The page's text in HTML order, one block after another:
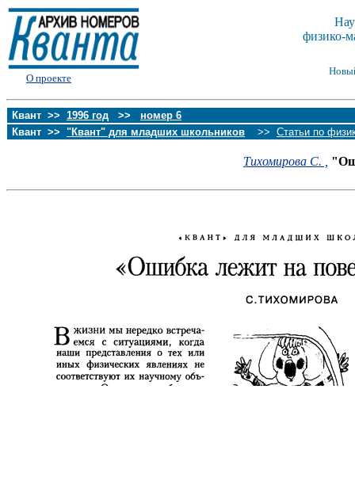
О проекте
физико-
Квант >> 1996 год >> номер 6
Квант >> "Квант" для младших школьников >> Статьи по
Тихомирова С. ,